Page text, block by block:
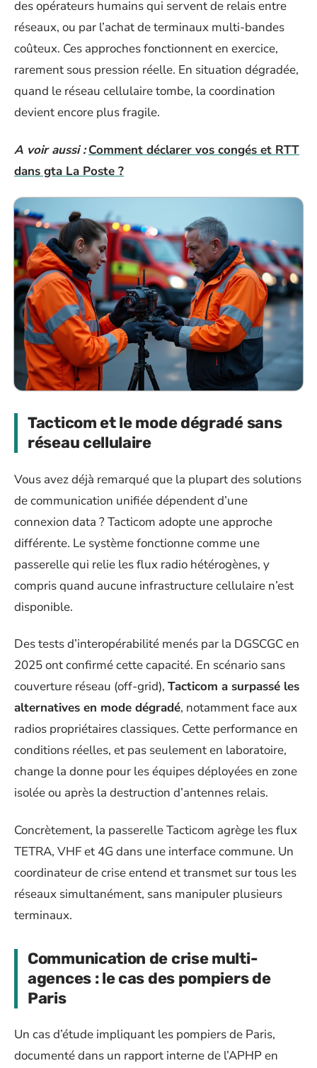
des opérateurs humains qui servent de relais entre
réseaux, ou par l’achat de terminaux multi-bandes
coûteux. Ces approches fonctionnent en exercice,
rarement sous pression réelle. En situation dégradée,
quand le réseau cellulaire tombe, la coordination
devient encore plus fragile.
A voir aussi : Comment déclarer vos congés et RTT
dans gta La Poste ?
Tacticom et le mode dégradé sans
réseau cellulaire
Vous avez déjà remarqué que la plupart des solutions
de communication unifiée dépendent d’une
connexion data ? Tacticom adopte une approche
différente. Le système fonctionne comme une
passerelle qui relie les flux radio hétérogènes, y
compris quand aucune infrastructure cellulaire n’est
disponible.
Des tests d’interopérabilité menés par la DGSCGC en
2025 ont confirmé cette capacité. En scénario sans
couverture réseau (off-grid), Tacticom a surpassé les
alternatives en mode dégradé, notamment face aux
radios propriétaires classiques. Cette performance en
conditions réelles, et pas seulement en laboratoire,
change la donne pour les équipes déployées en zone
isolée ou après la destruction d’antennes relais.
Concrètement, la passerelle Tacticom agrège les flux
TETRA, VHF et 4G dans une interface commune. Un
coordinateur de crise entend et transmet sur tous les
réseaux simultanément, sans manipuler plusieurs
terminaux.
Communication de crise multi-
agences : le cas des pompiers de
Paris
Un cas d’étude impliquant les pompiers de Paris,
documenté dans un rapport interne de l’APHP en